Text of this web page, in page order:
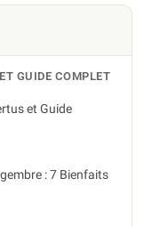
GUIDE COMPLET
et Guide
: 7 Bienfaits